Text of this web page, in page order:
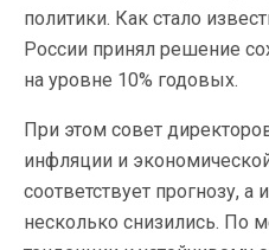
политики. Как стало
России принял решение
на уровне 10% годовых.
При этом совет
инфляции и
соответствует прогнозу,
несколько снизились. По